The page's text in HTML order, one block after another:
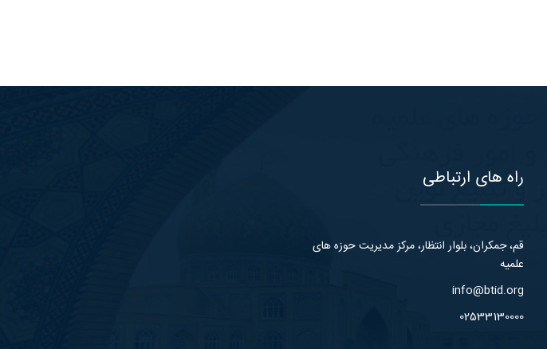
راه های ارتباطی
قم، جمکران، بلوار انتظار، مرکز مدیریت حوزه های
علمیه
info@btid.org
02533130000